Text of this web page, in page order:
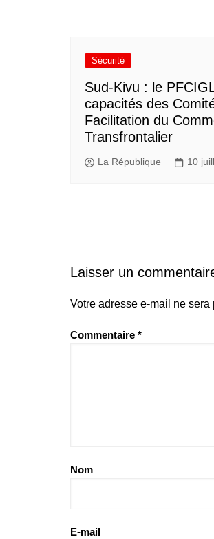
Sécurité
Sud-Kivu : le
capacités des
Facilitation du
Transfrontalier
La République 10
Laisser un
Votre adresse e-mail ne sera
Commentaire *
Nom
E-mail